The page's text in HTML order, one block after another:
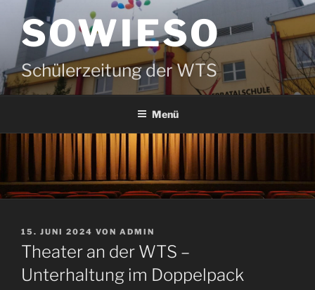
Inhalt
springenSOWIESO
Schülerzeitung der WTS
Menü
VERÖFFENTLICHT
AM
15. JUNI 2024 VON ADMIN
Theater an der WTS –
Unterhaltung im Doppelpack